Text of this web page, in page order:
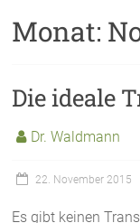
Monat:
Die ideale
Dr. Waldmann
22. November 2015
Es gibt keinen